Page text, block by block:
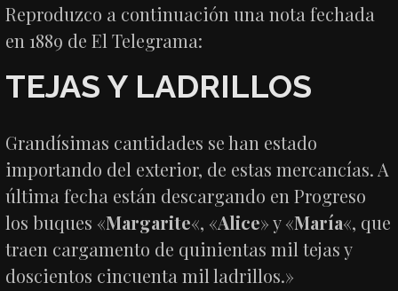
Reproduzco a continuación una nota fechada
en 1889 de El Telegrama:
TEJAS Y LADRILLOS
Grandísimas cantidades se han estado
importando del exterior, de estas mercancías. A
última fecha están descargando en Progreso
los buques «Margarite«, «Alice» y «María«, que
traen cargamento de quinientas mil tejas y
doscientos cincuenta mil ladrillos.»